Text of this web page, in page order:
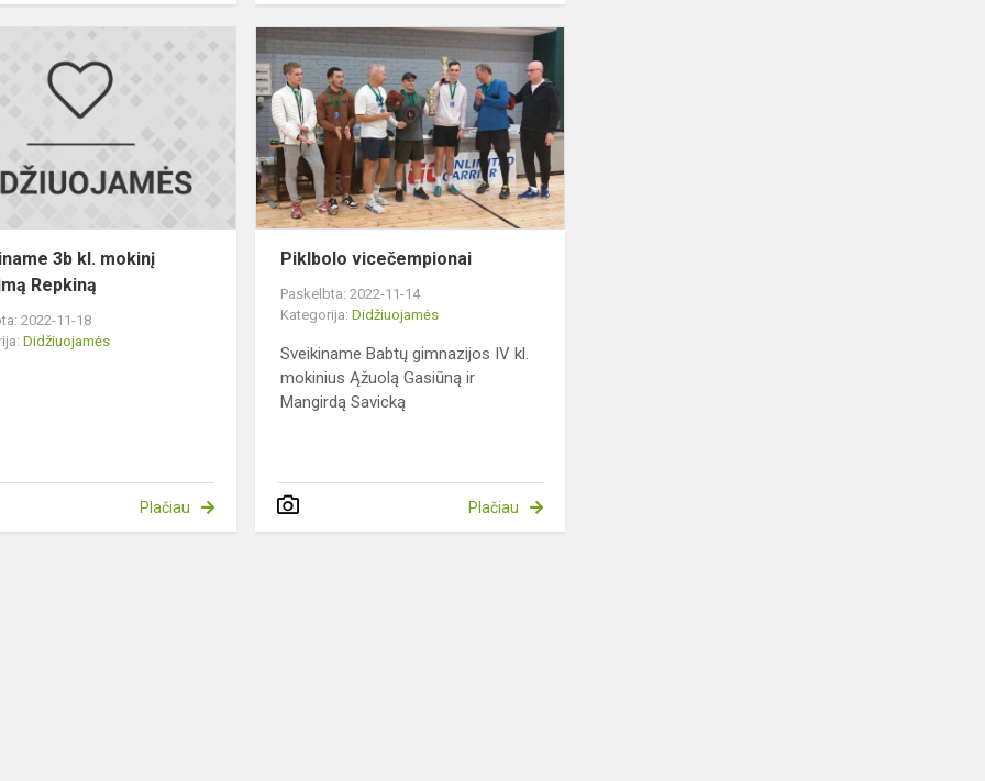
Sveikiname
mokinį
Maksimą
Repkiną
3b kl. mokinį
Repkiną
2022-11-18
Didžiuojamės
Plačiau
Piklbolo vicečempionai
Paskelbta: 2022-11-14
Kategorija:Didžiuojamės
Sveikiname Babtų gimnazijos IV kl.
mokinius Ąžuolą Gasiūną ir
Mangirdą Savicką
Plačiau